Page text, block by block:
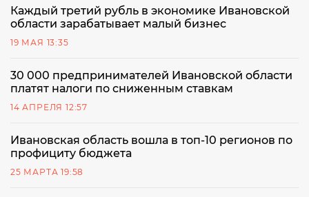
Каждый третий рубль в экономике Ивановской
области зарабатывает малый бизнес
19 МАЯ 13:35
30 000 предпринимателей Ивановской области
платят налоги по сниженным ставкам
14 АПРЕЛЯ 12:57
Ивановская область вошла в топ-10 регионов по
профициту бюджета
25 МАРТА 19:58